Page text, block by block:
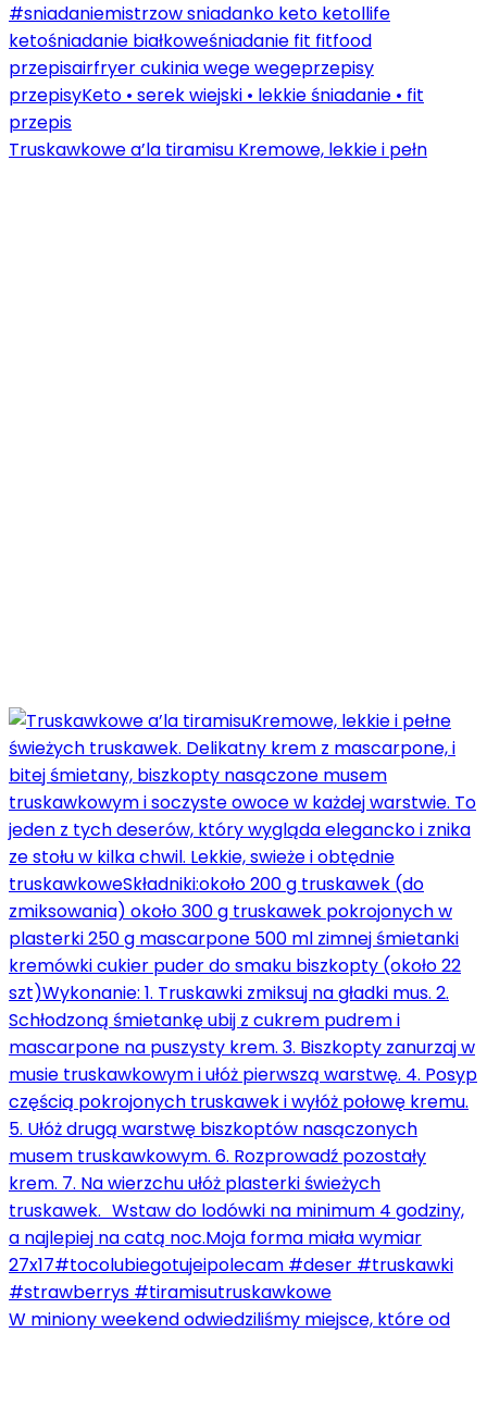
Truskawkowe a’la tiramisu Kremowe, lekkie i pełn
W miniony weekend odwiedziliśmy miejsce, które od